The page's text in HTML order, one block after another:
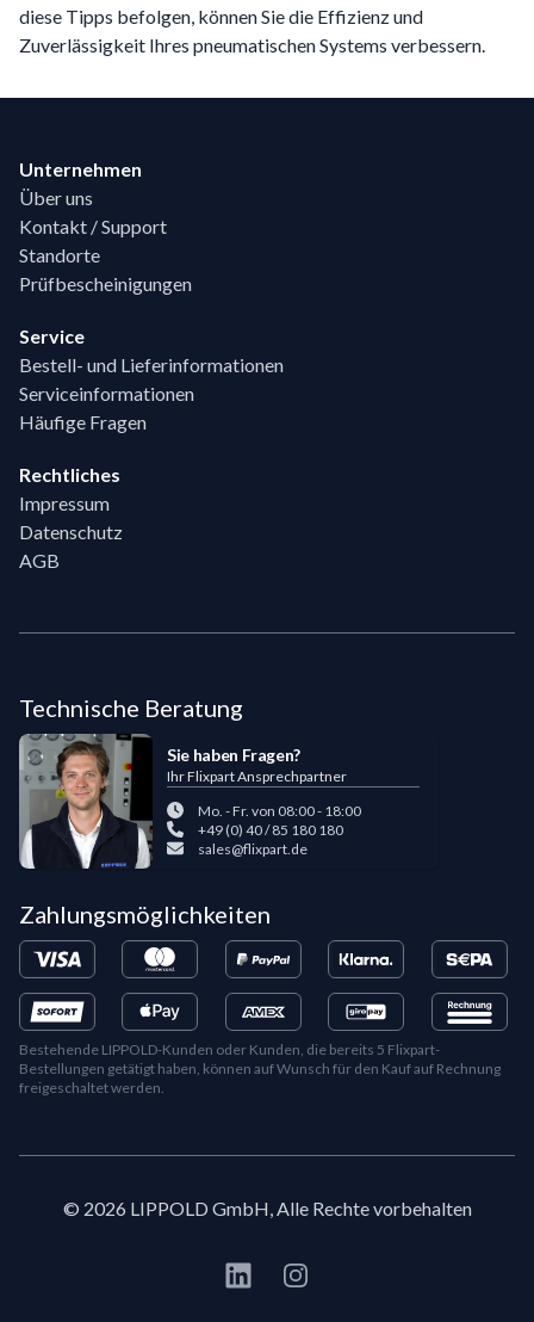
diese Tipps befolgen, können Sie die Effizienz und
Zuverlässigkeit Ihres pneumatischen Systems verbessern.
Unternehmen
Über uns
Kontakt / Support
Standorte
Prüfbescheinigungen
Service
Bestell- und Lieferinformationen
Serviceinformationen
Häufige Fragen
Rechtliches
Impressum
Datenschutz
AGB
Technische Beratung
Sie haben Fragen?
Ihr Flixpart Ansprechpartner
Mo. - Fr. von 08:00 - 18:00
+49 (0) 40 / 85 180 180
sales@flixpart.de
Zahlungsmöglichkeiten
Bestehende LIPPOLD-Kunden oder Kunden, die bereits 5 Flixpart-
Bestellungen getätigt haben, können auf Wunsch für den Kauf auf Rechnung
freigeschaltet werden.
© 2026 LIPPOLD GmbH, Alle Rechte vorbehalten
LinkedInInstagram